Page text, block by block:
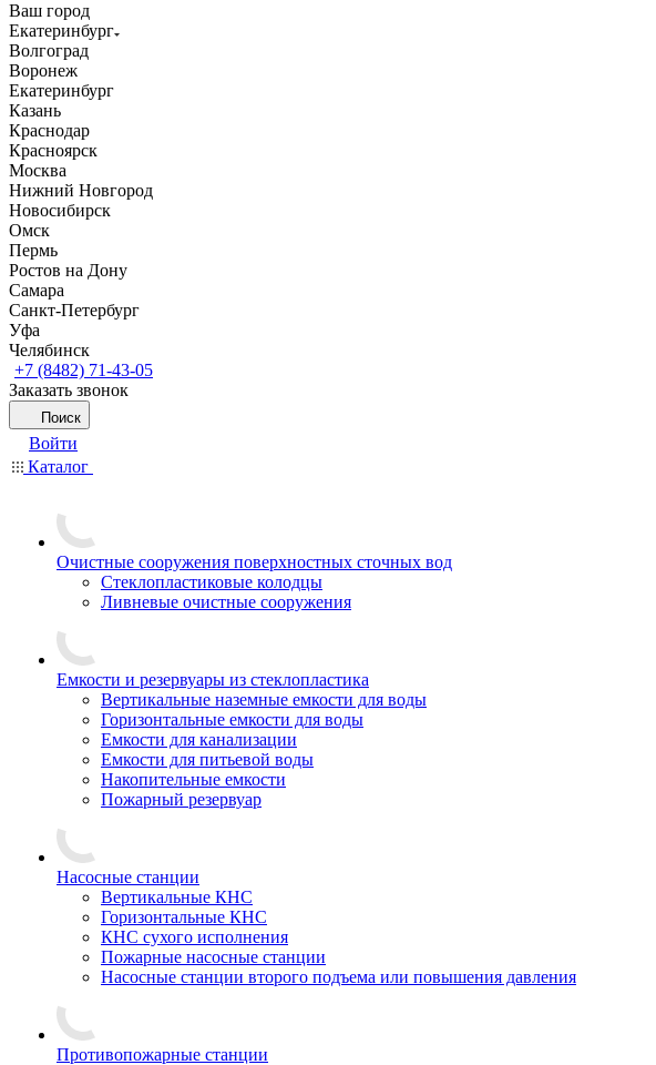
Ваш город
Екатеринбург
Волгоград
Воронеж
Екатеринбург
Казань
Краснодар
Красноярск
Москва
Нижний Новгород
Новосибирск
Омск
Пермь
Ростов на Дону
Самара
Санкт-Петербург
Уфа
Челябинск
+7 (8482) 71-43-05
Заказать звонок
Поиск
Войти
Каталог
Очистные сооружения поверхностных сточных вод
Стеклопластиковые колодцы
Ливневые очистные сооружения
Емкости и резервуары из стеклопластика
Вертикальные наземные емкости для воды
Горизонтальные емкости для воды
Емкости для канализации
Емкости для питьевой воды
Накопительные емкости
Пожарный резервуар
Насосные станции
Вертикальные КНС
Горизонтальные КНС
КНС сухого исполнения
Пожарные насосные станции
Насосные cтанции второго подъема или повышения давления
Противопожарные станции